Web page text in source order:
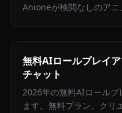
Anioneが検閲なしのアニ
無料AIロールプレイ
チャット
2026年の無料AIロール
ます。無料プラン、クリ